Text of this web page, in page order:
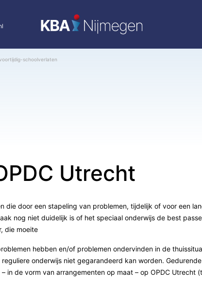
schoolverlaten
Utrecht
die door een stapeling van problemen, tijdelijk of voor een
nog niet duidelijk is of het speciaal onderwijs de best
die moeite
hebben en/of problemen ondervinden in de
onderwijs niet gegarandeerd kan worden.
in de vorm van arrangementen op maat – op OPDC Utrecht